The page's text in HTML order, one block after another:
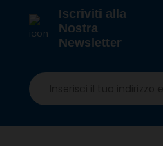
Iscriviti alla
Nostra
Newsletter